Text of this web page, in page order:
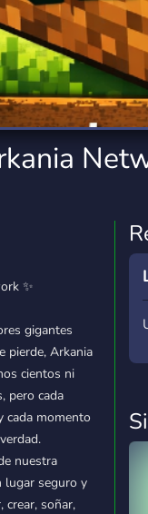
✨
gigantes
pierde, Arkania
cientos ni
pero cada
cada momento
nuestra
lugar seguro y
crear, soñar,